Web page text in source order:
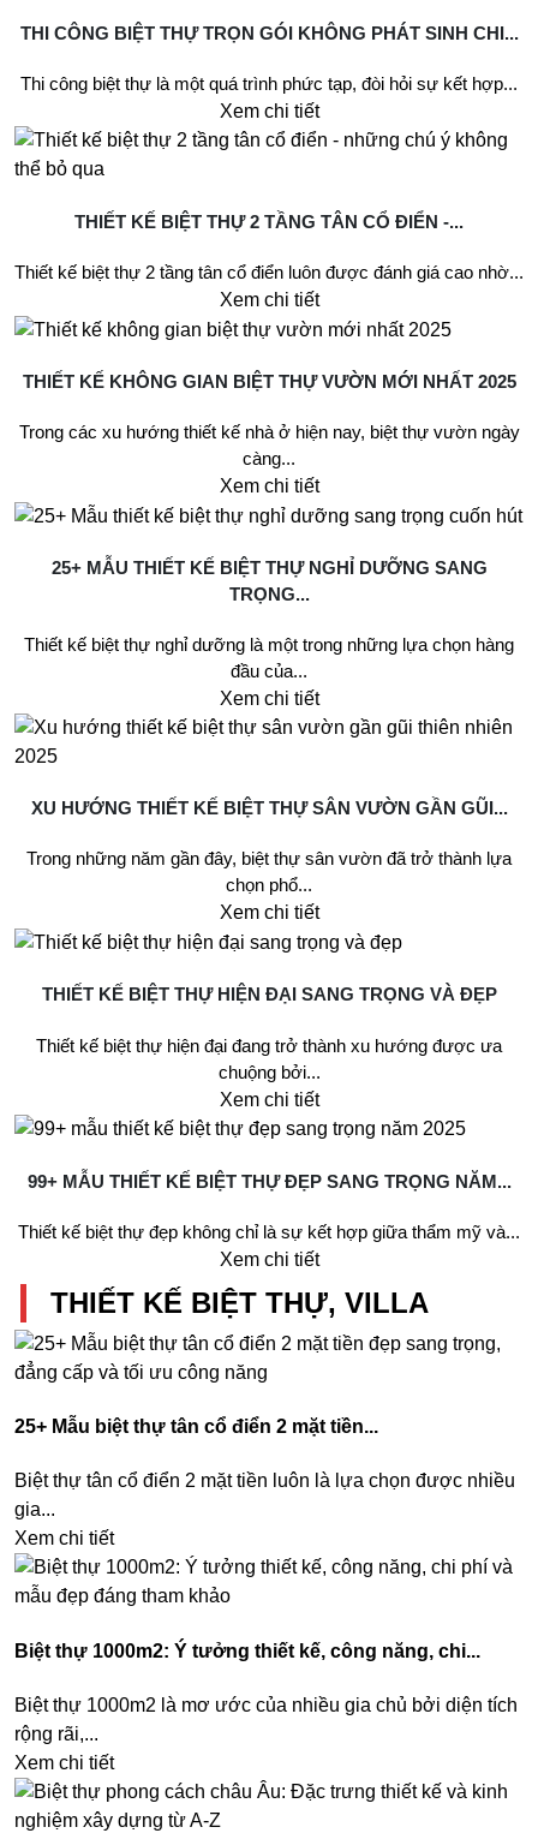
THI CÔNG BIỆT THỰ TRỌN GÓI KHÔNG PHÁT SINH CHI...
Thi công biệt thự là một quá trình phức tạp, đòi hỏi sự kết hợp...
Xem chi tiết
THIẾT KẾ BIỆT THỰ 2 TẦNG TÂN CỔ ĐIỂN -...
Thiết kế biệt thự 2 tầng tân cổ điển luôn được đánh giá cao nhờ...
Xem chi tiết
THIẾT KẾ KHÔNG GIAN BIỆT THỰ VƯỜN MỚI NHẤT 2025
Trong các xu hướng thiết kế nhà ở hiện nay, biệt thự vườn ngày
càng...
Xem chi tiết
25+ MẪU THIẾT KẾ BIỆT THỰ NGHỈ DƯỠNG SANG
TRỌNG...
Thiết kế biệt thự nghỉ dưỡng là một trong những lựa chọn hàng
đầu của...
Xem chi tiết
XU HƯỚNG THIẾT KẾ BIỆT THỰ SÂN VƯỜN GẦN GŨI...
Trong những năm gần đây, biệt thự sân vườn đã trở thành lựa
chọn phổ...
Xem chi tiết
THIẾT KẾ BIỆT THỰ HIỆN ĐẠI SANG TRỌNG VÀ ĐẸP
Thiết kế biệt thự hiện đại đang trở thành xu hướng được ưa
chuộng bởi...
Xem chi tiết
99+ MẪU THIẾT KẾ BIỆT THỰ ĐẸP SANG TRỌNG NĂM...
Thiết kế biệt thự đẹp không chỉ là sự kết hợp giữa thẩm mỹ và...
Xem chi tiết
THIẾT KẾ BIỆT THỰ, VILLA
25+ Mẫu biệt thự tân cổ điển 2 mặt tiền...
Biệt thự tân cổ điển 2 mặt tiền luôn là lựa chọn được nhiều
gia...
Xem chi tiết
Biệt thự 1000m2: Ý tưởng thiết kế, công năng, chi...
Biệt thự 1000m2 là mơ ước của nhiều gia chủ bởi diện tích
rộng rãi,...
Xem chi tiết